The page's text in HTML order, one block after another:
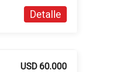
Detalle
USD 60.000